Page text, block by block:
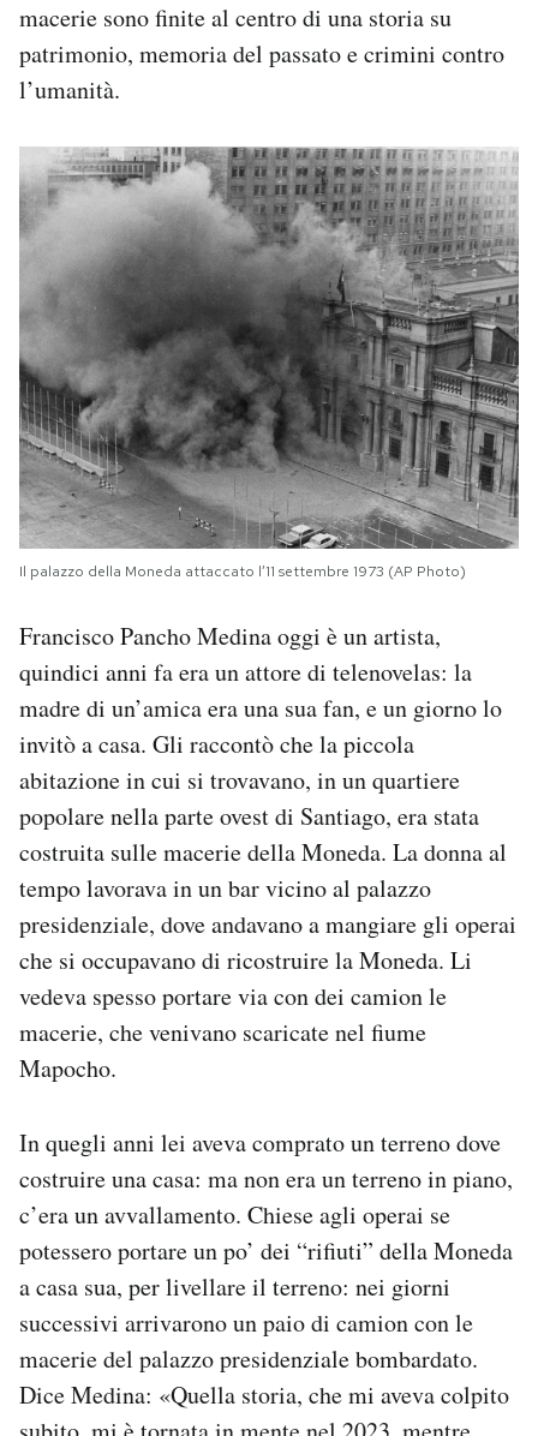
macerie sono finite al centro di una storia su
patrimonio, memoria del passato e crimini contro
l’umanità.
Il palazzo della Moneda attaccato l’11 settembre 1973 (AP Photo)
Francisco Pancho Medina oggi è un artista,
quindici anni fa era un attore di telenovelas: la
madre di un’amica era una sua fan, e un giorno lo
invitò a casa. Gli raccontò che la piccola
abitazione in cui si trovavano, in un quartiere
popolare nella parte ovest di Santiago, era stata
costruita sulle macerie della Moneda. La donna al
tempo lavorava in un bar vicino al palazzo
presidenziale, dove andavano a mangiare gli operai
che si occupavano di ricostruire la Moneda. Li
vedeva spesso portare via con dei camion le
macerie, che venivano scaricate nel fiume
Mapocho.
In quegli anni lei aveva comprato un terreno dove
costruire una casa: ma non era un terreno in piano,
c’era un avvallamento. Chiese agli operai se
potessero portare un po’ dei “rifiuti” della Moneda
a casa sua, per livellare il terreno: nei giorni
successivi arrivarono un paio di camion con le
macerie del palazzo presidenziale bombardato.
Dice Medina: «Quella storia, che mi aveva colpito